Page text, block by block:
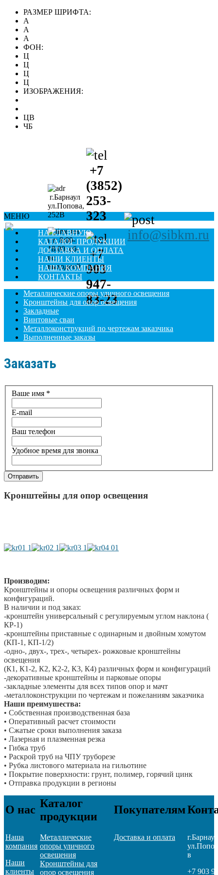
РАЗМЕР ШРИФТА:
A
A
A
ФОН:
Ц
Ц
Ц
Ц
ИЗОБРАЖЕНИЯ:
ЦВ
ЧБ
г.Барнаул
ул.Попова,
252В
пн-
пт: 8:00-
18:00; сб-
вс:
выходной
+7
(3852)
253-
323
+7
903
947-
83-23
info@sibkm.ru
МЕНЮ
НА ГЛАВНУЮ
КАТАЛОГ ПРОДУКЦИИ
ДОСТАВКА И ОПЛАТА
НАШИ КЛИЕНТЫ
НАША КОМПАНИЯ
КОНТАКТЫ
Металлические опоры уличного освещения
Кронштейны для опор освещения
Закладные
Винтовые сваи
Металлоконструкций по чертежам заказчика
Выполненные заказы
Заказать
Ваше имя *
E-mail
Ваш телефон
Удобное время для звонка
Отправить
Кронштейны для опор освещения
Производим:
Кронштейны и опоры освещения различных форм и
конфигураций.
В наличии и под заказ:
-кронштейн универсальный с регулируемым углом наклона (
КР-1)
-кронштейны приставные с одинарным и двойным хомутом
(КП-1, КП-1/2)
-одно-, двух-, трех-, четырех- рожковые кронштейны
освещения
(К1, К1-2, К2, К2-2, К3, К4) различных форм и конфигураций
-декоративные кронштейны и парковые опоры
-закладные элементы для всех типов опор и мачт
-металлоконструкции по чертежам и пожеланиям заказчика
Наши преимушества:
• Собственная производственная база
• Оперативный расчет стоимости
• Сжатые сроки выполнения заказа
• Лазерная и плазменная резка
• Гибка труб
• Раскрой труб на ЧПУ труборезе
• Рубка листового материала на гильотине
• Покрытие поверхности: грунт, полимер, горячий цинк
• Отправка продукции в регионы
О нас Каталог
продукции
Покупателям
Наша
компания
Наши
клиенты
Металлические
опоры уличного
освещения
Кронштейны для
опор освещения
Доставка и оплата
г.Барнаул
в
+7 903